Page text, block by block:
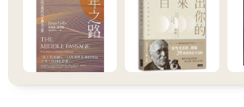
麼問題嗎？」（他慌忙回答說沒有。）
凱莉和她的朋友們夢想遠大，都進一步深造
們同樣兼具頭腦和身材，以為自己除了征戰
擁有屬於自己的哈里遜．福特。